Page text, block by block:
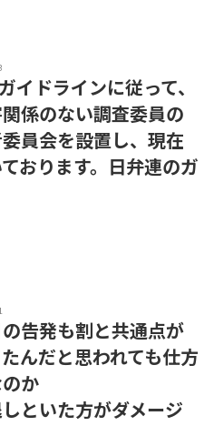
イドラインに従って、
係のない調査委員の
員会を設置し、現在
おります。日弁連のガ
告発も割と共通点が
んだと思われても仕方
か
といた方がダメージ